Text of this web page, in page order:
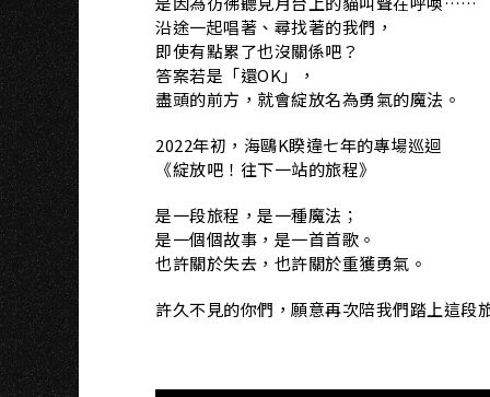
沿途一起唱著、尋找著的我們，
即使有點累了也沒關係吧？
答案若是「還OK」，
盡頭的前方，就會綻放名為勇氣的魔法。
2022年初，海鷗K睽違七年的專場巡迴
《綻放吧！往下一站的旅程》
是一段旅程，是一種魔法；
是一個個故事，是一首首歌。
也許關於失去，也許關於重獲勇氣。
許久不見的你們，願意再次陪我們踏上這段